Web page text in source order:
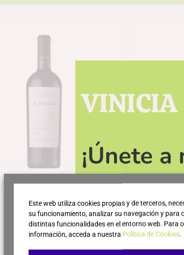
Palacio de Luis Cañas
54,20€
Leer más
Este web utiliza cookies propias y de terceros,
su funcionamiento, analizar su navegación y para
distintas funcionalidades en el entorno web. Para
información, acceda a nuestra Política de Cookies.
VINICIA
¡Únete
obtener
al día de